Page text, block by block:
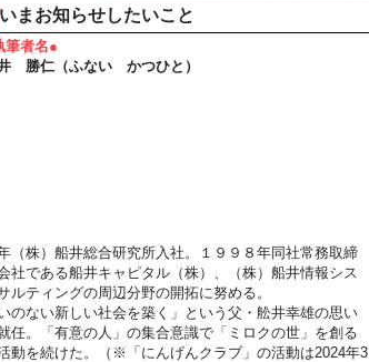
いまお知らせしたいこと
筆者名●
勝仁（ふない かつひと）
（株）船井総合研究所入社。１９９８年同社常務取締
である船井キャピタル（株）、（株）船井情報シス
ティングの周辺分野の開拓に努める。
のない新しい社会を築く」という父・舩井幸雄の思い
任。「有意の人」の集合意識で「ミロクの世」を創る
動を続けた。（※「にんげんクラブ」の活動は2024年3